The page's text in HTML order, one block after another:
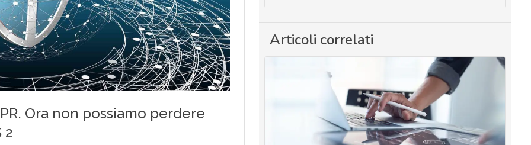
Articoli correlati